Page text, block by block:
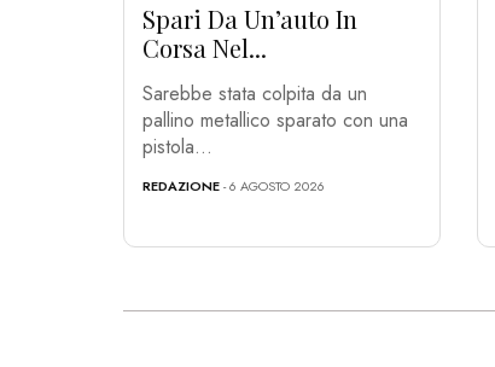
Spari Da Un’auto In
Corsa Nel...
Sarebbe stata colpita da un
pallino metallico sparato con una
pistola...
REDAZIONE- 6 AGOSTO 2026